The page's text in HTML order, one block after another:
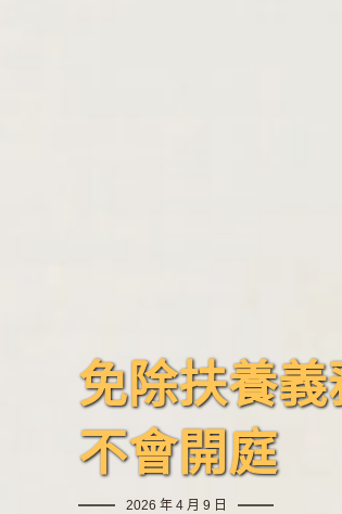
免除扶養
不會開庭
2026 年 4 月 9 日